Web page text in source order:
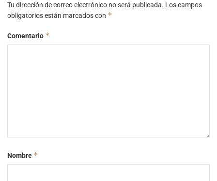
Tu dirección de correo electrónico no será publicada. Los campos
obligatorios están marcados con *
Comentario *
Nombre *